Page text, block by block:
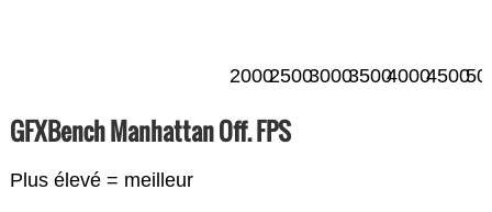
200025003000350040004500
GFXBench Manhattan Off. FPS
Plus élevé = meilleur